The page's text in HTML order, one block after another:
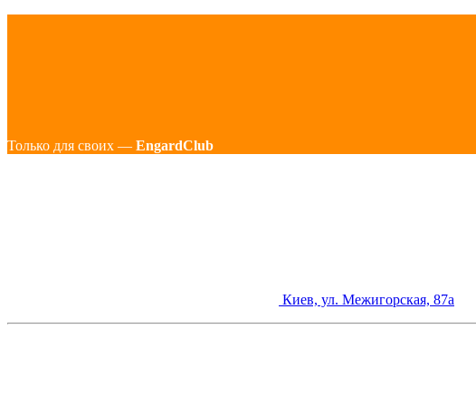
Только для своих — EngardClub
Киев, ул. Межигорская, 87а